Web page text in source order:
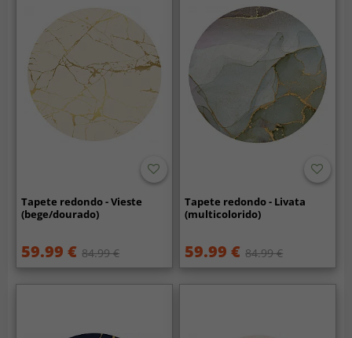
Tapete redondo - Vieste
(bege/dourado)
59.99 € 84.99 €
Tapete redondo - Livata
(multicolorido)
59.99 € 84.99 €